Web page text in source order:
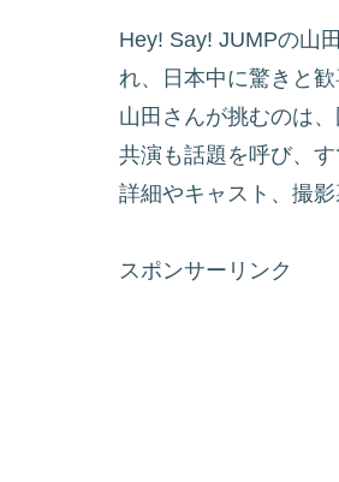
Hey! Say! JUMPの山
れ、日本中に驚きと
山田さんが挑むのは
共演も話題を呼び、
詳細やキャスト、撮
スポンサーリンク